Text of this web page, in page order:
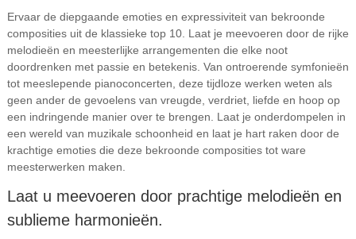
Ervaar de diepgaande emoties en expressiviteit van bekroonde
composities uit de klassieke top 10. Laat je meevoeren door de rijke
melodieën en meesterlijke arrangementen die elke noot
doordrenken met passie en betekenis. Van ontroerende symfonieën
tot meeslepende pianoconcerten, deze tijdloze werken weten als
geen ander de gevoelens van vreugde, verdriet, liefde en hoop op
een indringende manier over te brengen. Laat je onderdompelen in
een wereld van muzikale schoonheid en laat je hart raken door de
krachtige emoties die deze bekroonde composities tot ware
meesterwerken maken.
Laat u meevoeren door prachtige melodieën en
sublieme harmonieën.